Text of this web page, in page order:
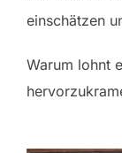
einschätzen
Warum lohnt